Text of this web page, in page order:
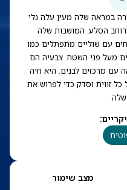
במראה שלה מעין עלה גלי
הסלע. המושבות שלה
עם שוליים מתפתלים כמו
מעל פני השטח. צבעיה הם
עם מרכזים לבנים. היא חיה
כל זווית וסדק כדי לפרוש את
שלה.
:
מצב שימור